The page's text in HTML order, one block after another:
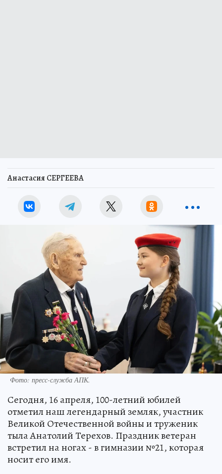
Анастасия СЕРГЕЕВА
Фото: пресс-служба АПК.
Сегодня, 16 апреля, 100-летний юбилей
отметил наш легендарный земляк, участник
Великой Отечественной войны и труженик
тыла Анатолий Терехов. Праздник ветеран
встретил на ногах - в гимназии №21, которая
носит его имя.